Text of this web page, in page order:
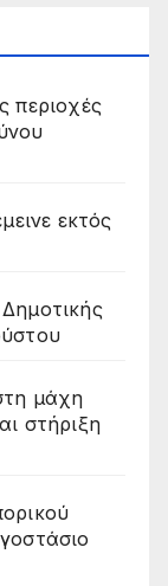
περιοχές
εκτός
μάχη
στήριξη